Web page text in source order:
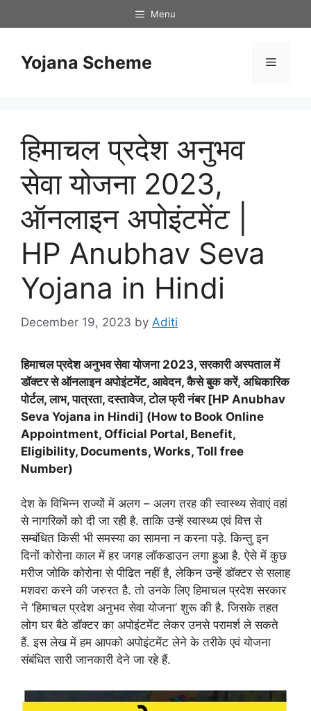
to
Menu
Yojana Scheme Menu
हिमाचल प्रदेश अनुभव
सेवा योजना 2023,
ऑनलाइन अपोइंटमेंट |
HP Anubhav Seva
Yojana in Hindi
December 19, 2023 by Aditi
हिमाचल प्रदेश अनुभव सेवा योजना 2023, सरकारी अस्पताल में
डॉक्टर से ऑनलाइन अपोइंटमेंट, आवेदन, कैसे बुक करें, अधिकारिक
पोर्टल, लाभ, पात्रता, दस्तावेज, टोल फ्री नंबर [HP Anubhav
Seva Yojana in Hindi] (How to Book Online
Appointment, Official Portal, Benefit,
Eligibility, Documents, Works, Toll free
Number)
देश के विभिन्न राज्यों में अलग – अलग तरह की स्वास्थ्य सेवाएं वहां
से नागरिकों को दी जा रही है. ताकि उन्हें स्वास्थ्य एवं वित्त से
सम्बंधित किसी भी समस्या का सामना न करना पड़े. किन्तु इन
दिनों कोरोना काल में हर जगह लॉकडाउन लगा हुआ है. ऐसे में कुछ
मरीज जोकि कोरोना से पीढित नहीं है, लेकिन उन्हें डॉक्टर से सलाह
मशवरा करने की जरुरत है. तो उनके लिए हिमाचल प्रदेश सरकार
ने ‘हिमाचल प्रदेश अनुभव सेवा योजना’ शुरू की है. जिसके तहत
लोग घर बैठे डॉक्टर का अपोइंटमेंट लेकर उनसे परामर्श ले सकते
हैं. इस लेख में हम आपको अपोइंटमेंट लेने के तरीके एवं योजना
संबंधित सारी जानकारी देने जा रहे हैं.